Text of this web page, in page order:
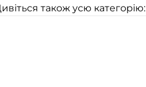
також усю категорію: